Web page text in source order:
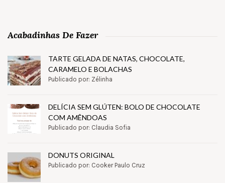
Acabadinhas De Fazer
TARTE GELADA DE NATAS, CHOCOLATE,
CARAMELO E BOLACHAS
Publicado por: Zélinha
DELÍCIA SEM GLÚTEN: BOLO DE CHOCOLATE
COM AMÊNDOAS
Publicado por: Claudia Sofia
DONUTS ORIGINAL
Publicado por: Cooker Paulo Cruz